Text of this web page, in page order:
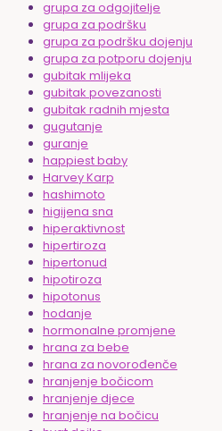
grupa za odgojitelje
grupa za podršku
grupa za podršku dojenju
grupa za potporu dojenju
gubitak mlijeka
gubitak povezanosti
gubitak radnih mjesta
gugutanje
guranje
happiest baby
Harvey Karp
hashimoto
higijena sna
hiperaktivnost
hipertiroza
hipertonud
hipotiroza
hipotonus
hodanje
hormonalne promjene
hrana za bebe
hrana za novorođenče
hranjenje bočicom
hranjenje djece
hranjenje na bočicu